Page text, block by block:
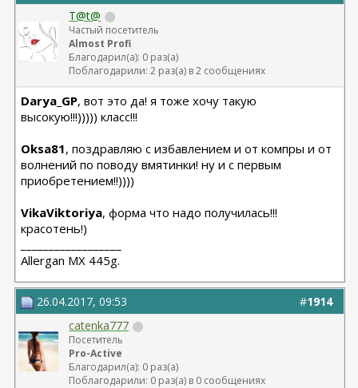
T@t@
Частый посетитель
Almost Profi
Благодарил(а): 0 раз(а)
Поблагодарили: 2 раз(а) в 2 сообщениях
Darya_GP, вот это да! я тоже хочу такую
высокую!!!))))) класс!!!
Oksa81, поздравляю с избавлением и от компры и от
волнений по поводу вмятинки! ну и с первым
приобретением!!))))
VikaViktoriya, форма что надо получилась!!!
красотень!)
Allergan МХ 445g.
#1914
26.04.2017, 09:53
catenka777
Посетитель
Pro-Active
Благодарил(а): 0 раз(а)
Поблагодарили: 0 раз(а) в 0 сообщениях